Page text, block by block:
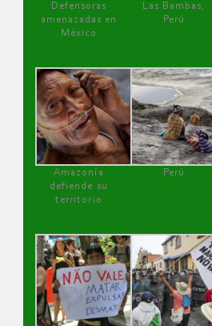
Defensoras
amenazadas en
México
Las Bambas,
Perú
Amazonía
defiende su
territorio
Perú